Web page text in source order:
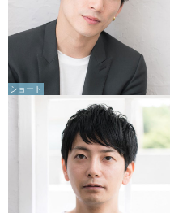
ショート